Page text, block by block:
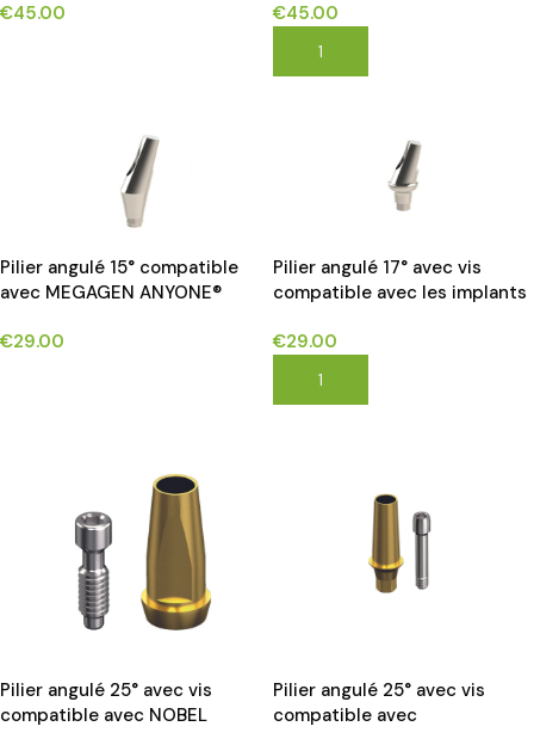
implants*
€45.00
€45.00
AJOUTER AU PANIER
Pilier angulé 15° compatible
avec MEGAGEN ANYONE®
€29.00
Pilier angulé 17° avec vis
compatible avec les implants
€29.00
AJOUTER AU PANIER
Pilier angulé 25° avec vis
compatible avec NOBEL
Pilier angulé 25° avec vis
compatible avec